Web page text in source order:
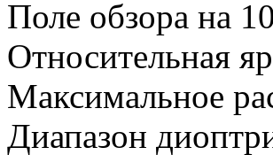
Поле обзора на
Относительная
Максимальное
Диапазон